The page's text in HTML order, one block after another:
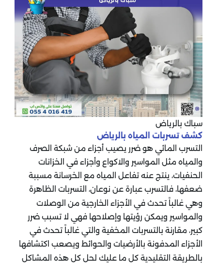
سباك بالرياض
كشف تسربات المياه بالرياض
التسرب المائي هو ضرر يصيب أجزاء من شبكة الصرف
والمياه مثل المواسير والاكواع وأجزاء في الخزانات
الحنفيات، ينتج عنه تفاعل المياه مع الخرسانة مسببة
ضعفها، فالتسرب عبارة عن نوعان، التسربات الظاهرة
وهي غالباً تحدث في الأجزاء الخارجية من الوصلات
والمواسير ويمكن رؤيتها وإصلاحها فهي لا تسبب ضرر
كبير، مقارنة بالتسربات المخفية والتي غالباً تحدث في
الأجزاء المدفونة بالأرضيات والحوائط ويصعب اكتشافها
بالطريقة التقليدية كل ما عليك لحل كل هذه المشاكل